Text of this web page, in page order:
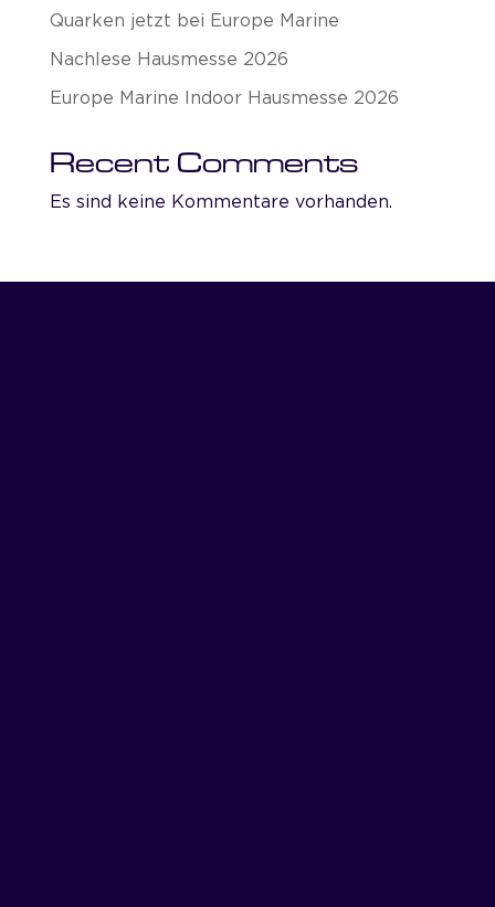
Quarken jetzt bei Europe Marine
Nachlese Hausmesse 2026
Europe Marine Indoor Hausmesse 2026
Recent Comments
Es sind keine Kommentare vorhanden.